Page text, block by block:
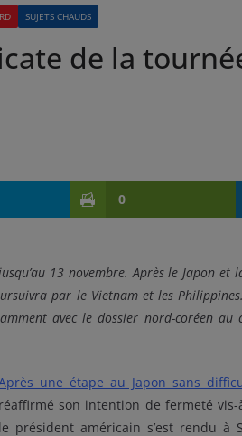
SUJETS CHAUDS
de la
0
13 novembre. Après le Japon et
par le Vietnam et les
avec le dossier nord-coréen au
une étape au Japon sans
réaffirmé son intention de fermeté
le président américain s’est rendu à